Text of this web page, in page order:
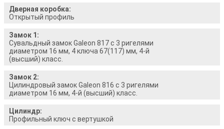
Дверная коробка:
Открытый профиль
Замок 1:
Сувальдный замок Galeon 817 с 3 ригелями
диаметром 16 мм, 4 ключа 67(117) мм, 4-й
(высший) класс.
Замок 2:
Цилиндровый замок Galeon 816 с 3 ригелями
диаметром 16 мм, 4-й (высший) класс.
Цилиндр:
Профильный ключ с вертушкой